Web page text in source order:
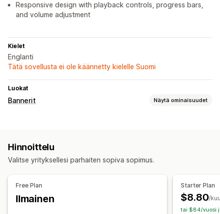
Responsive design with playback controls, progress bars,
and volume adjustment
Kielet
Englanti
Tätä sovellusta ei ole käännetty kielelle Suomi
Luokat
Bannerit Näytä ominaisuudet
Hinnoittelu
Valitse yrityksellesi parhaiten sopiva sopimus.
Free Plan
Ilmainen
Starter Plan
$8.80/
tai $84/vuosi